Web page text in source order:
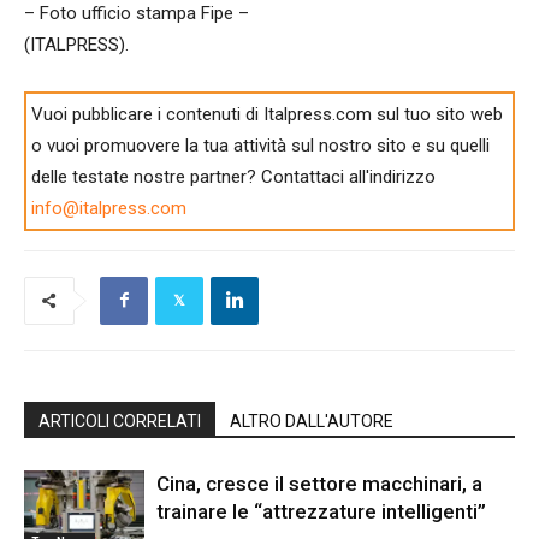
– Foto ufficio stampa Fipe –
(ITALPRESS).
Vuoi pubblicare i contenuti di Italpress.com sul tuo sito web
o vuoi promuovere la tua attività sul nostro sito e su quelli
delle testate nostre partner? Contattaci all'indirizzo
info@italpress.com
ARTICOLI CORRELATI ALTRO DALL'AUTORE
Cina, cresce il settore macchinari, a
trainare le “attrezzature intelligenti”